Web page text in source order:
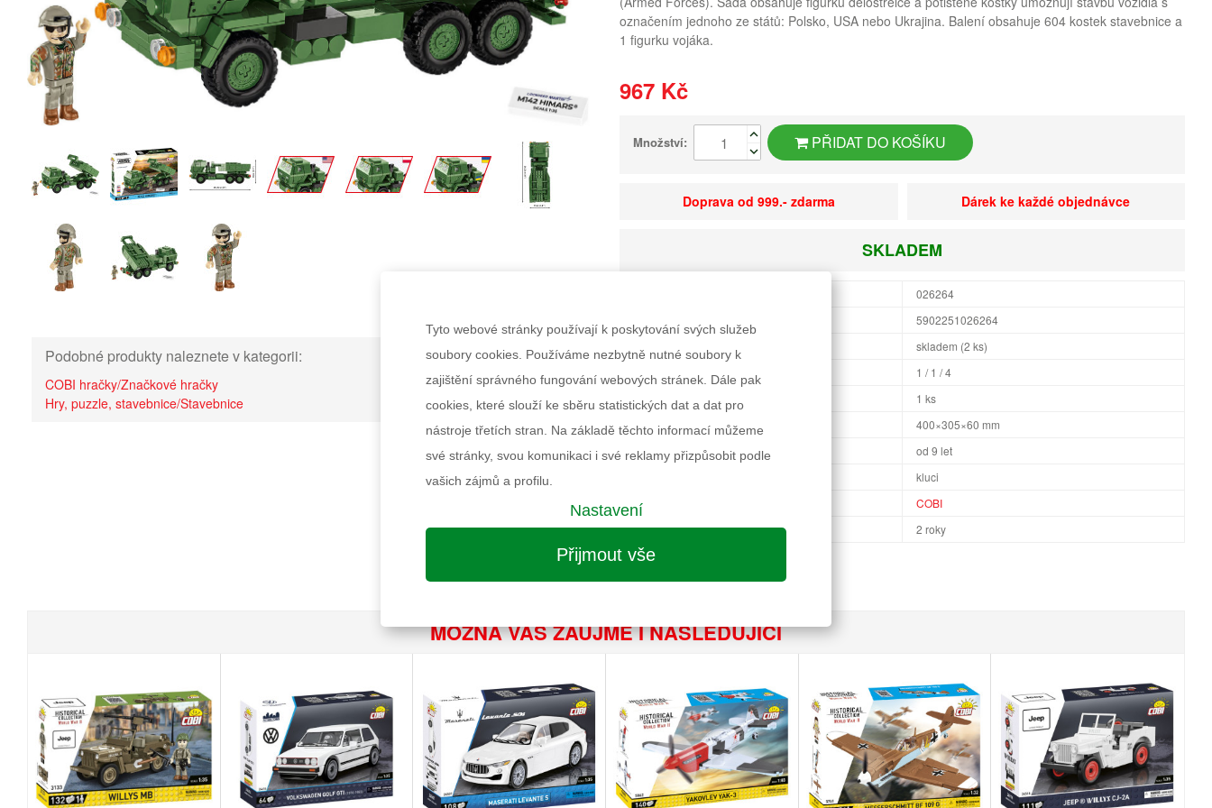
Podobné produkty naleznete v kategorii:
COBI hračky/Značkové hračky
Hry, puzzle, stavebnice/Stavebnice
označením jednoho ze států: Polsko, USA nebo Ukrajina. Balení obsahuje 604 kostek stavebnice a
1 figurku vojáka.
967 Kč
Množství: PŘIDAT DO KOŠÍKU
Doprava od 999.- zdarma Dárek ke každé objednávce
SKLADEM
026264
5902251026264
skladem (2 ks)
Balení
1 / 1 / 4
1 ks
Rozměry balení Š×V×H
400×305×60 mm
Doporučený věk
od 9 let
kluci
COBI
Záruka
2 roky
MOŽNÁ VÁS ZAUJME I NÁSLEDUJÍCÍ
Tyto webové stránky používají k poskytování svých služeb
soubory cookies. Používáme nezbytně nutné soubory k
zajištění správného fungování webových stránek. Dále pak
cookies, které slouží ke sběru statistických dat a dat pro
nástroje třetích stran. Na základě těchto informací můžeme
své stránky, svou komunikaci i své reklamy přizpůsobit podle
vašich zájmů a profilu.
Nastavení
Přijmout vše